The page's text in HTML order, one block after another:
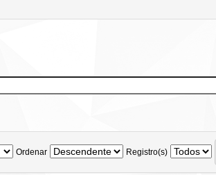
Ordenar Registro(s)